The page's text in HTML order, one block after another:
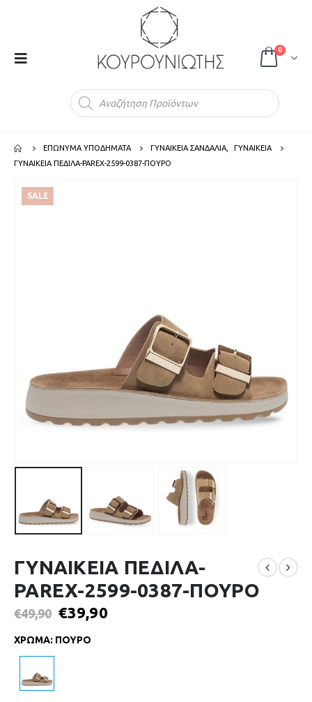
0
ΕΠΩΝΥΜΑ ΥΠΟΔΗΜΑΤΑ ΓΥΝΑΙΚΕΙΑ ΣΑΝΔΑΛΙΑ
ΓΥΝΑΙΚΕΙΑ
ΓΥΝΑΙΚΕΙΑ ΠΕΔΙΛΑ-PAREX-2599-0387-ΠΟΥΡΟ
SALE
ΓΥΝΑΙΚΕΙΑ ΠΕΔΙΛΑ-
PAREX-2599-0387-ΠΟΥΡΟ
€49,90 €39,90
ΧΡΩΜΑ: ΠΟΥΡΟ